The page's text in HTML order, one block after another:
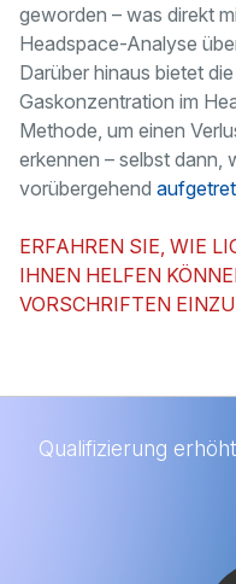
geworden – was direkt
Headspace-Analyse
Darüber hinaus bietet
Gaskonzentration im
Methode, um einen
erkennen – selbst dann,
vorübergehend
ERFAHREN SIE, WIE
IHNEN HELFEN
VORSCHRIFTEN
Qualifizierung